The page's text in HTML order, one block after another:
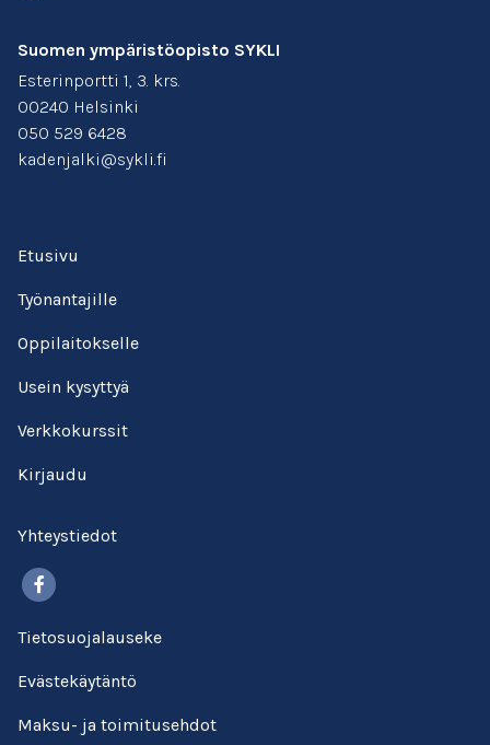
Suomen ympäristöopisto SYKLI
Esterinportti 1, 3. krs.
00240 Helsinki
050 529 6428
kadenjalki@sykli.fi
Etusivu
Työnantajille
Oppilaitokselle
Usein kysyttyä
Verkkokurssit
Kirjaudu
Yhteystiedot
Tietosuojalauseke
Evästekäytäntö
Maksu- ja toimitusehdot